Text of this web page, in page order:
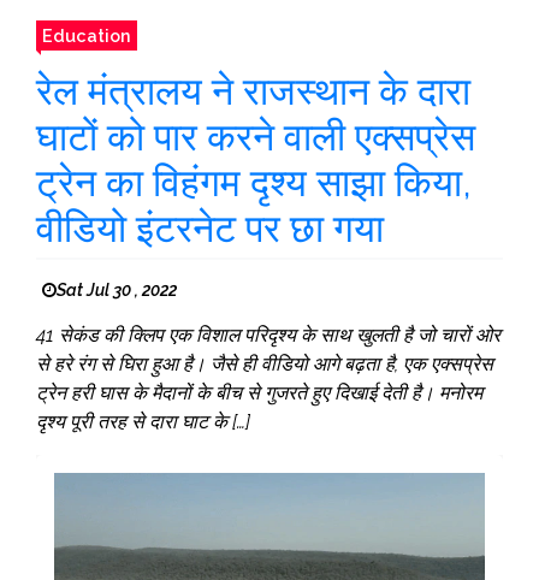
Education
रेल मंत्रालय ने राजस्थान के दारा
घाटों को पार करने वाली एक्सप्रेस
ट्रेन का विहंगम दृश्य साझा किया,
वीडियो इंटरनेट पर छा गया
Sat Jul 30 , 2022
41 सेकंड की क्लिप एक विशाल परिदृश्य के साथ खुलती है जो चारों ओर
से हरे रंग से घिरा हुआ है। जैसे ही वीडियो आगे बढ़ता है, एक एक्सप्रेस
ट्रेन हरी घास के मैदानों के बीच से गुजरते हुए दिखाई देती है। मनोरम
दृश्य पूरी तरह से दारा घाट के […]